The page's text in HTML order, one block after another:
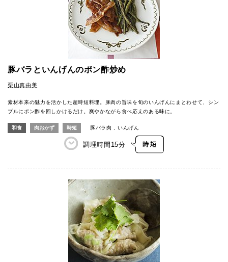
豚バラといんげんのポン酢炒め
栗山真由美
素材本来の魅力を活かした超時短料理。豚肉の旨味を旬のいんげんにまとわせて、シン
プルにポン酢を回しかけるだけ。爽やかながら食べ応えのある味に。
和食 肉おかず 時短 豚バラ肉 いんげん
調理時間 15分